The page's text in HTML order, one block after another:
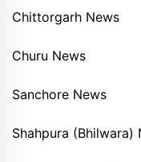
Chittorgarh News
Churu News
Sanchore News
Shahpura (Bhilwara)